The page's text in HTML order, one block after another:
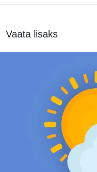
Vaata lisaks